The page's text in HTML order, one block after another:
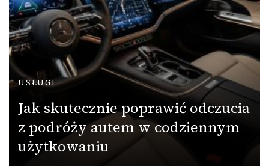
USŁUGI
Jak skutecznie poprawić odczucia
z podróży autem w codziennym
użytkowaniu